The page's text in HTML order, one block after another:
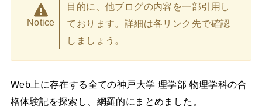
Notice
目的に、他ブログの内容を一部引用し
ております。詳細は各リンク先で確認
しましょう。
Web上に存在する全ての神戸大学 理学部 物理学科の合
格体験記を探索し、網羅的にまとめました。